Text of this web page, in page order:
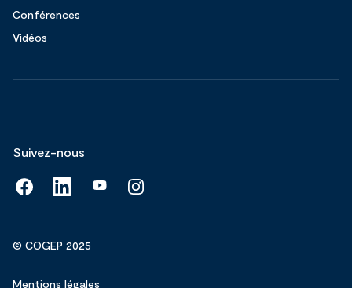
Conférences
Vidéos
Suivez-nous
© COGEP 2025
Mentions légales